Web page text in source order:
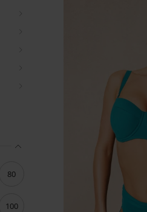
80
100